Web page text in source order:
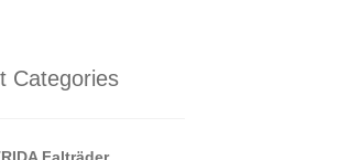
Categories